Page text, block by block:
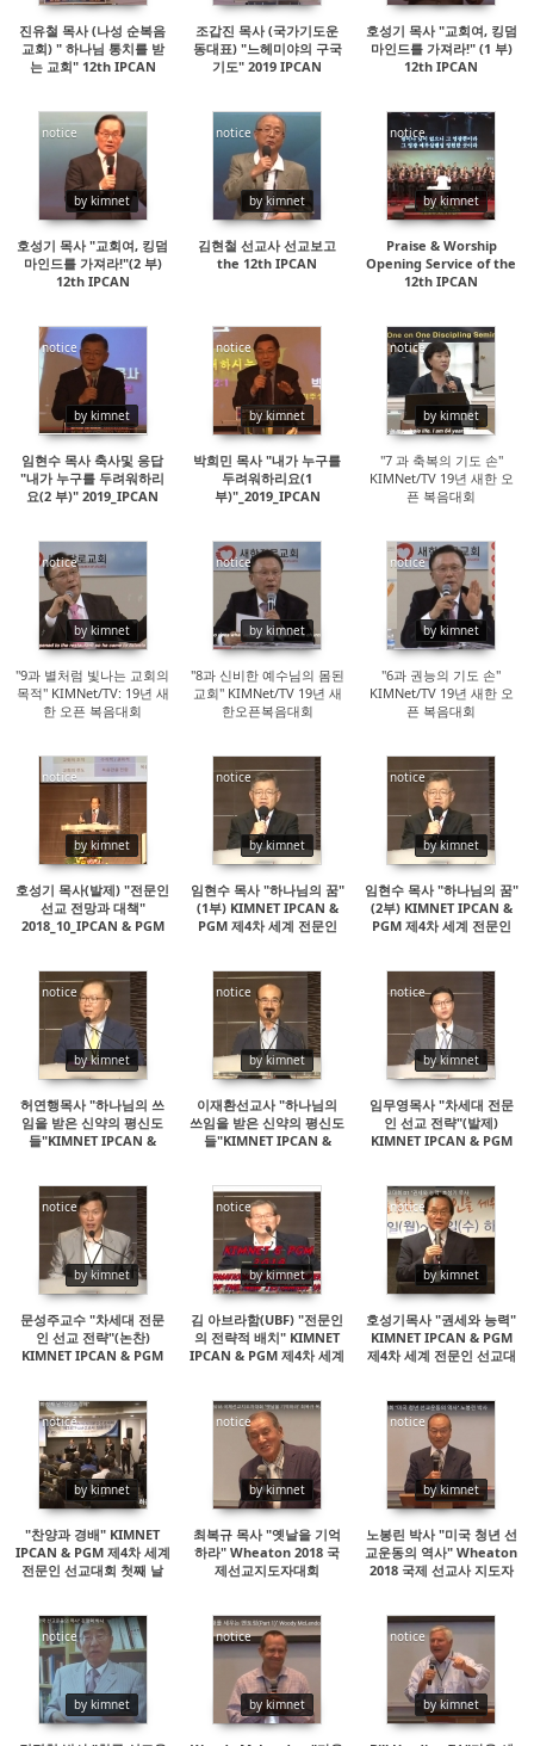
진유철 목사 (나성 순복음
교회) " 하나님 통치를 받
는 교회" 12th IPCAN
조갑진 목사 (국가기도운
동대표) "느헤미야의 구국
기도" 2019 IPCAN
호성기 목사 "교회여, 킹덤
마인드를 가져라!" (1 부)
12th IPCAN
notice
by kimnet
14247
호성기 목사 "교회여, 킹덤
마인드를 가져라!"(2 부)
12th IPCAN
notice
by kimnet
145589
김현철 선교사 선교보고
the 12th IPCAN
notice
by kimnet
69137
Praise & Worship
Opening Service of the
12th IPCAN
notice
by kimnet
14969
임현수 목사 축사및 응답
"내가 누구를 두려워하리
요(2 부)" 2019_IPCAN
notice
by kimnet
21489
박희민 목사 "내가 누구를
두려워하리요(1
부)"_2019_IPCAN
notice
by kimnet
15011
"7 과 축복의 기도 손"
KIMNet/TV 19년 새한 오
픈 복음대회
notice
by kimnet
15498
"9과 별처럼 빛나는 교회의
목적" KIMNet/TV: 19년 새
한 오픈 복음대회
notice
by kimnet
14763
"8과 신비한 예수님의 몸된
교회" KIMNet/TV 19년 새
한오픈복음대회
notice
by kimnet
15153
"6과 권능의 기도 손"
KIMNet/TV 19년 새한 오
픈 복음대회
notice
by kimnet
15087
호성기 목사(발제) "전문인
선교 전망과 대책"
2018_10_IPCAN & PGM
notice
by kimnet
14530
임현수 목사 "하나님의 꿈"
(1부) KIMNET IPCAN &
PGM 제4차 세계 전문인
notice
by kimnet
15069
임현수 목사 "하나님의 꿈"
(2부) KIMNET IPCAN &
PGM 제4차 세계 전문인
notice
by kimnet
15604
허연행목사 "하나님의 쓰
임을 받은 신약의 평신도
들"KIMNET IPCAN &
notice
by kimnet
24724
이재환선교사 "하나님의
쓰임을 받은 신약의 평신도
들"KIMNET IPCAN &
notice
by kimnet
22104
임무영목사 "차세대 전문
인 선교 전략"(발제)
KIMNET IPCAN & PGM
notice
by kimnet
19833
문성주교수 "차세대 전문
인 선교 전략"(논찬)
KIMNET IPCAN & PGM
notice
by kimnet
15219
김 아브라함(UBF) "전문인
의 전략적 배치" KIMNET
IPCAN & PGM 제4차 세계
notice
by kimnet
15919
호성기목사 "권세와 능력"
KIMNET IPCAN & PGM
제4차 세계 전문인 선교대
notice
by kimnet
15279
"찬양과 경배" KIMNET
IPCAN & PGM 제4차 세계
전문인 선교대회 첫째 날
notice
by kimnet
14540
최복규 목사 "옛날을 기억
하라" Wheaton 2018 국
제선교지도자대회
notice
by kimnet
15512
노봉린 박사 "미국 청년 선
교운동의 역사" Wheaton
2018 국제 선교사 지도자
notice
by kimnet
15714
notice
by kimnet
14551
notice
by kimnet
14962